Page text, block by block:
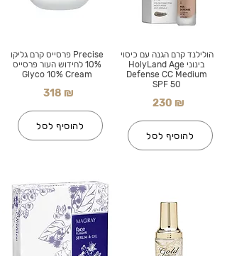
Precise פרסייס קרם גליקו
10% לחידוש העור פרסייס
Glyco 10% Cream
318 ₪
להוסיף לסל
הולילנד קרם הגנה עם כיסוי
בינוני HolyLand Age
Defense CC Medium
SPF 50
230 ₪
להוסיף לסל